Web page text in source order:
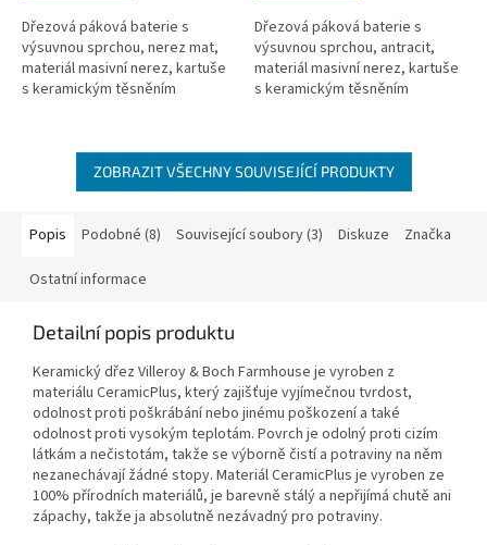
Dřezová páková baterie s
výsuvnou sprchou, nerez mat,
materiál masivní nerez, kartuše
s keramickým těsněním
Dřezová páková baterie s
výsuvnou sprchou, antracit,
materiál masivní nerez, kartuše
s keramickým těsněním
ZOBRAZIT VŠECHNY SOUVISEJÍCÍ PRODUKTY
Popis Podobné (8) Související soubory (3) Diskuze Značka
Ostatní informace
Detailní popis produktu
Keramický dřez Villeroy & Boch Farmhouse je vyroben z
materiálu CeramicPlus, který zajišťuje vyjímečnou tvrdost,
odolnost proti poškrábání nebo jinému poškození a také
odolnost proti vysokým teplotám. Povrch je odolný proti cizím
látkám a nečistotám, takže se výborně čistí a potraviny na něm
nezanechávají žádné stopy. Materiál CeramicPlus je vyroben ze
100% přírodních materiálů, je barevně stálý a nepřijímá chutě ani
zápachy, takže ja absolutně nezávadný pro potraviny.